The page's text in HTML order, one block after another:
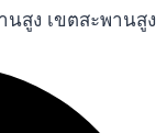
สูง เขตสะพานสูง